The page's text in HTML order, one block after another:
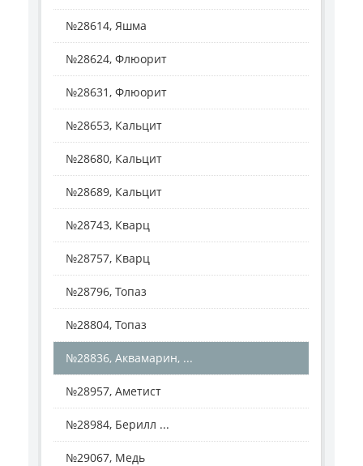
№28614, Яшма
№28624, Флюорит
№28631, Флюорит
№28653, Кальцит
№28680, Кальцит
№28689, Кальцит
№28743, Кварц
№28757, Кварц
№28796, Топаз
№28804, Топаз
№28836, Аквамарин, ...
№28957, Аметист
№28984, Берилл ...
№29067, Медь